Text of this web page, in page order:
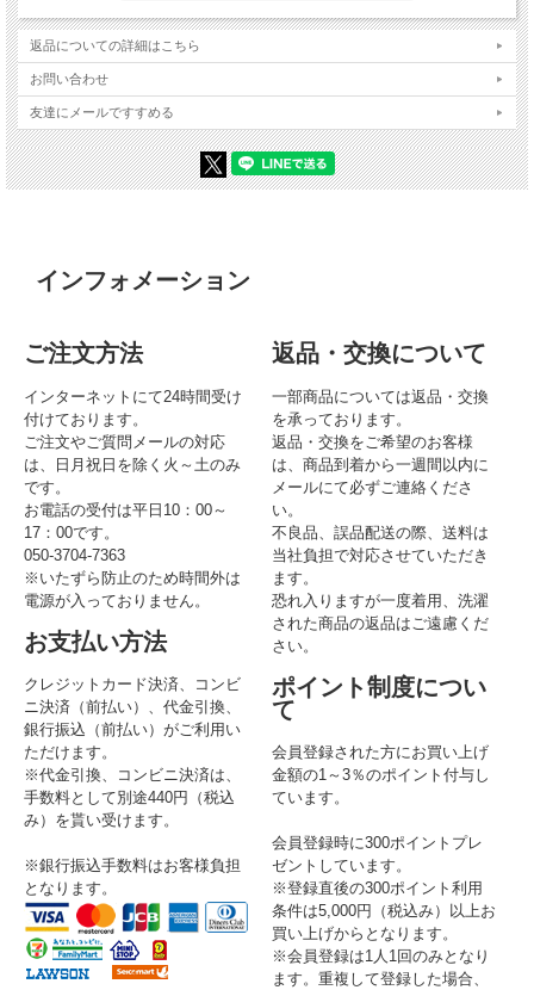
返品についての詳細はこちら
お問い合わせ
友達にメールですすめる
インフォメーション
ご注文方法
インターネットにて24時間受け
付けております。
ご注文やご質問メールの対応
は、日月祝日を除く火～土のみ
です。
お電話の受付は平日10：00～
17：00です。
050-3704-7363
※いたずら防止のため時間外は
電源が入っておりません。
お支払い方法
クレジットカード決済、コンビ
ニ決済（前払い）、代金引換、
銀行振込（前払い）がご利用い
ただけます。
※代金引換、コンビニ決済は、
手数料として別途440円（税込
み）を貰い受けます。
※銀行振込手数料はお客様負担
となります。
返品・交換について
一部商品については返品・交換
を承っております。
返品・交換をご希望のお客様
は、商品到着から一週間以内に
メールにて必ずご連絡くださ
い。
不良品、誤品配送の際、送料は
当社負担で対応させていただき
ます。
恐れ入りますが一度着用、洗濯
された商品の返品はご遠慮くだ
さい。
ポイント制度につい
て
会員登録された方にお買い上げ
金額の1～3％のポイント付与し
ています。
会員登録時に300ポイントプレ
ゼントしています。
※登録直後の300ポイント利用
条件は5,000円（税込み）以上お
買い上げからとなります。
※会員登録は1人1回のみとなり
ます。重複して登録した場合、